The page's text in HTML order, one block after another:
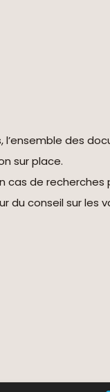
l’ensemble des
sur place.
cas de recherches
du conseil sur les